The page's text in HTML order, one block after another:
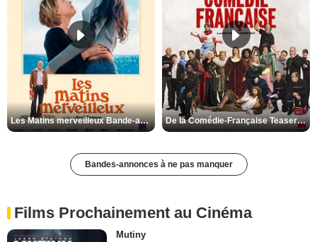
Les Matins merveilleux Bande-annonce VF De la Comédie-Française Teaser VF
Bandes-annonces à ne pas manquer
Films Prochainement au Cinéma
Mutiny